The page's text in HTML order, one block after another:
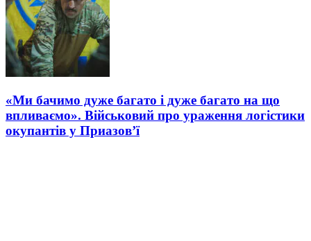
«Ми бачимо дуже багато і дуже багато на що
впливаємо». Військовий про ураження логістики
окупантів у Приазов’ї